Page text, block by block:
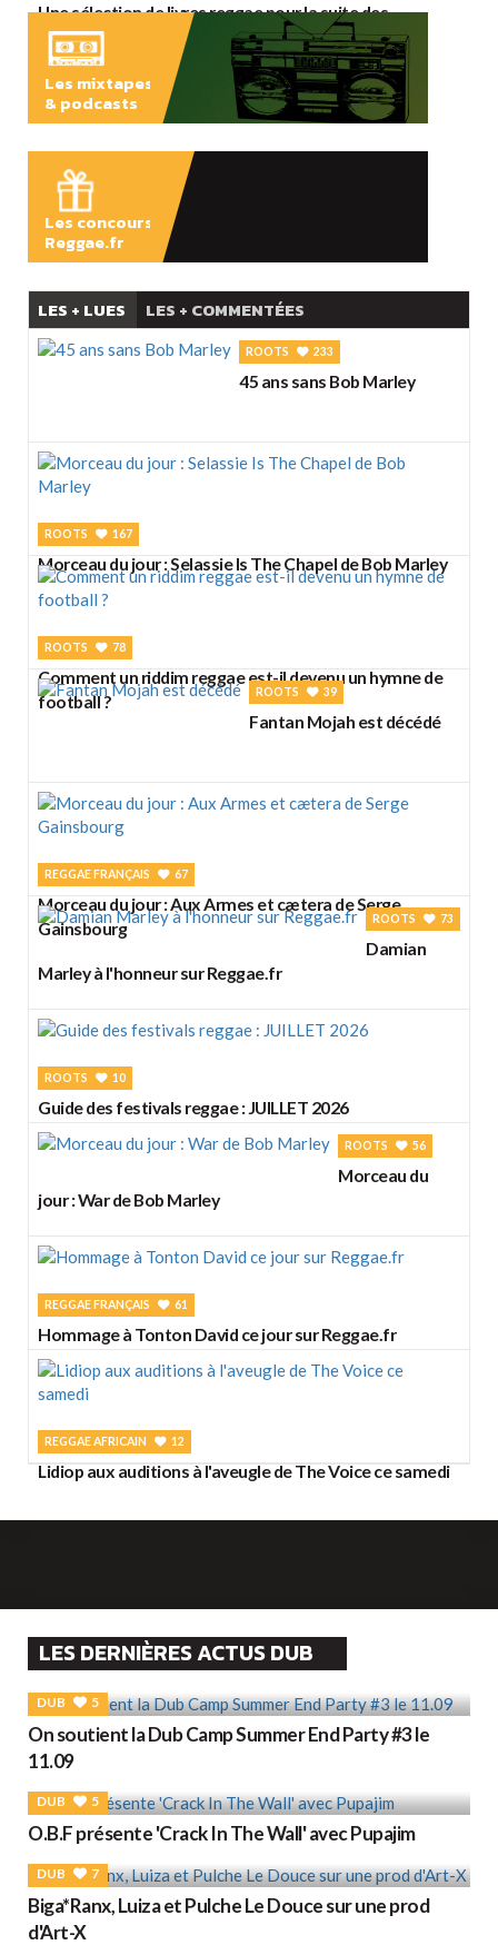
Une sélection de livres reggae pour la suite des
vacances
Les mixtapes
& podcasts
Les concours
Reggae.fr
LES + LUES LES + COMMENTÉES
ROOTS 233
45 ans sans Bob Marley
ROOTS 167
Morceau du jour : Selassie Is The Chapel de Bob Marley
ROOTS 78
Comment un riddim reggae est-il devenu un hymne de
football ?
ROOTS 39
Fantan Mojah est décédé
REGGAE FRANÇAIS 67
Morceau du jour : Aux Armes et cætera de Serge
Gainsbourg
ROOTS 73
Damian
Marley à l'honneur sur Reggae.fr
ROOTS 10
Guide des festivals reggae : JUILLET 2026
ROOTS 56
Morceau du
jour : War de Bob Marley
REGGAE FRANÇAIS 61
Hommage à Tonton David ce jour sur Reggae.fr
REGGAE AFRICAIN 12
Lidiop aux auditions à l'aveugle de The Voice ce samedi
LES DERNIÈRES ACTUS DUB
DUB 5
On soutient la Dub Camp Summer End Party #3 le
11.09
DUB 5
O.B.F présente 'Crack In The Wall' avec Pupajim
DUB 7
Biga*Ranx, Luiza et Pulche Le Douce sur une prod
d'Art-X